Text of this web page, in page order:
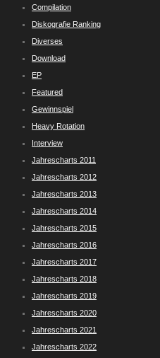
Compilation
Diskografie Ranking
Diverses
Download
EP
Featured
Gewinnspiel
Heavy Rotation
Interview
Jahrescharts 2011
Jahrescharts 2012
Jahrescharts 2013
Jahrescharts 2014
Jahrescharts 2015
Jahrescharts 2016
Jahrescharts 2017
Jahrescharts 2018
Jahrescharts 2019
Jahrescharts 2020
Jahrescharts 2021
Jahrescharts 2022